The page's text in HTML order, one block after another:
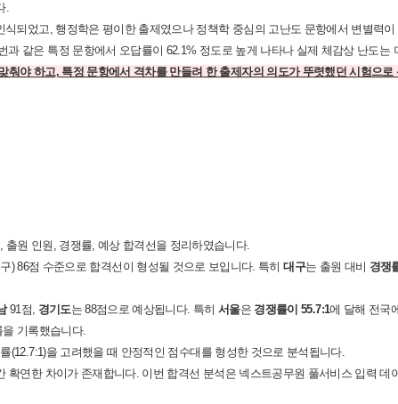
.
되었고, 행정학은 평이한 출제였으나 정책학 중심의 고난도 문항에서 변별력
같은 특정 문항에서 오답률이 62.1% 정도로 높게 나타나 실제 체감상 난도는
야 하고, 특정 문항에서 격차를 만들려 한 출제자의 의도가 뚜렷했던 시험으로
원 인원, 경쟁률, 예상 합격선을 정리하였습니다.
구) 86점 수준으로 합격선이 형성될 것으로 보입니다. 특히대구는 출원 대비 경쟁
91점, 경기도는 88점으로 예상됩니다. 특히 서울은 경쟁률이 55.7:1에 달해 전국
기록했습니다.
(12.7:1)을 고려했을 때 안정적인 점수대를 형성한 것으로 분석됩니다.
확연한 차이가 존재합니다. 이번 합격선 분석은 넥스트공무원 풀서비스 입력